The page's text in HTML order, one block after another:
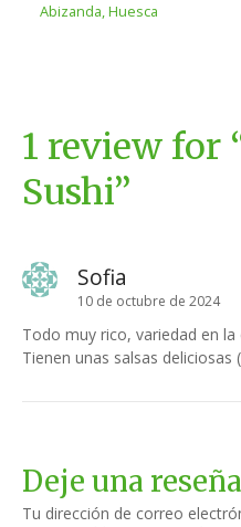
Abizanda, Huesca
1 review for
Sushi”
Sofia
10 de octubre de 2024
Todo muy rico, variedad en
Tienen unas salsas
Deje una reseña
Tu dirección de correo